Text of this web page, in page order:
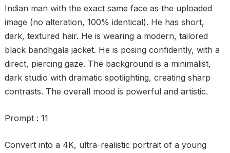
Indian man with the exact same face as the uploaded
image (no alteration, 100% identical). He has short,
dark, textured hair. He is wearing a modern, tailored
black bandhgala jacket. He is posing confidently, with a
direct, piercing gaze. The background is a minimalist,
dark studio with dramatic spotlighting, creating sharp
contrasts. The overall mood is powerful and artistic.
Prompt : 11
Convert into a 4K, ultra-realistic portrait of a young